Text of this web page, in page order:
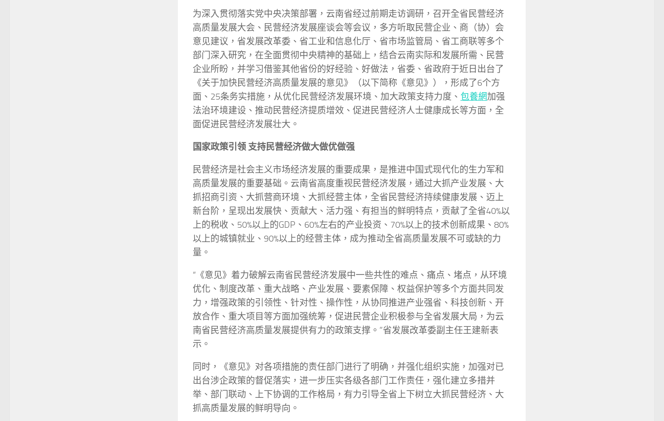
为深入贯彻落实党中央决策部署，云南省经过前期走访调研，召开全省民营经济
高质量发展大会、民营经济发展座谈会等会议，多方听取民营企业、商（协）会
意见建议，省发展改革委、省工业和信息化厅、省市场监管局、省工商联等多个
部门深入研究，在全面贯彻中央精神的基础上，结合云南实际和发展所需、民营
企业所盼，并学习借鉴其他省份的好经验、好做法，省委、省政府于近日出台了
《关于加快民营经济高质量发展的意见》（以下简称《意见》），形成了6个方
面、25条务实措施，从优化民营经济发展环境、加大政策支持力度、 包養網加强
法治环境建设、推动民营经济提质增效、促进民营经济人士健康成长等方面，全
面促进民营经济发展壮大。
国家政策引领 支持民营经济做大做优做强
民营经济是社会主义市场经济发展的重要成果，是推进中国式现代化的生力军和
高质量发展的重要基础。云南省高度重视民营经济发展，通过大抓产业发展、大
抓招商引资、大抓营商环境、大抓经营主体，全省民营经济持续健康发展、迈上
新台阶，呈现出发展快、贡献大、活力强、有担当的鲜明特点，贡献了全省40%以
上的税收、50%以上的GDP、60%左右的产业投资、70%以上的技术创新成果、80%
以上的城镇就业、90%以上的经营主体，成为推动全省高质量发展不可或缺的力
量。
“《意见》着力破解云南省民营经济发展中一些共性的难点、痛点、堵点，从环境
优化、制度改革、重大战略、产业发展、要素保障、权益保护等多个方面共同发
力，增强政策的引领性、针对性、操作性，从协同推进产业强省、科技创新、开
放合作、重大项目等方面加强统筹，促进民营企业积极参与全省发展大局，为云
南省民营经济高质量发展提供有力的政策支撑。”省发展改革委副主任王建新表
示。
同时，《意见》对各项措施的责任部门进行了明确，并强化组织实施，加强对已
出台涉企政策的督促落实，进一步压实各级各部门工作责任，强化建立多措并
举、部门联动、上下协调的工作格局，有力引导全省上下树立大抓民营经济、大
抓高质量发展的鲜明导向。